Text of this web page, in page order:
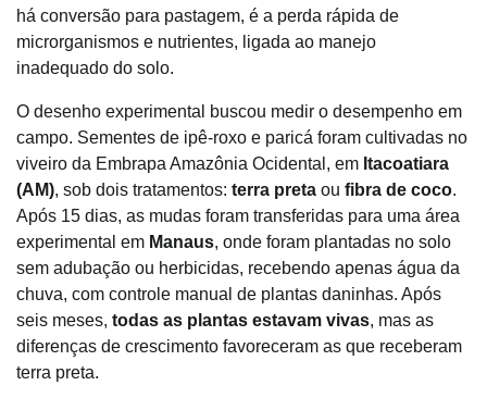
há conversão para pastagem, é a perda rápida de
microrganismos e nutrientes, ligada ao manejo
inadequado do solo.
O desenho experimental buscou medir o desempenho em
campo. Sementes de ipê-roxo e paricá foram cultivadas no
viveiro da Embrapa Amazônia Ocidental, em Itacoatiara
(AM), sob dois tratamentos: terra preta ou fibra de coco.
Após 15 dias, as mudas foram transferidas para uma área
experimental em Manaus, onde foram plantadas no solo
sem adubação ou herbicidas, recebendo apenas água da
chuva, com controle manual de plantas daninhas. Após
seis meses, todas as plantas estavam vivas, mas as
diferenças de crescimento favoreceram as que receberam
terra preta.